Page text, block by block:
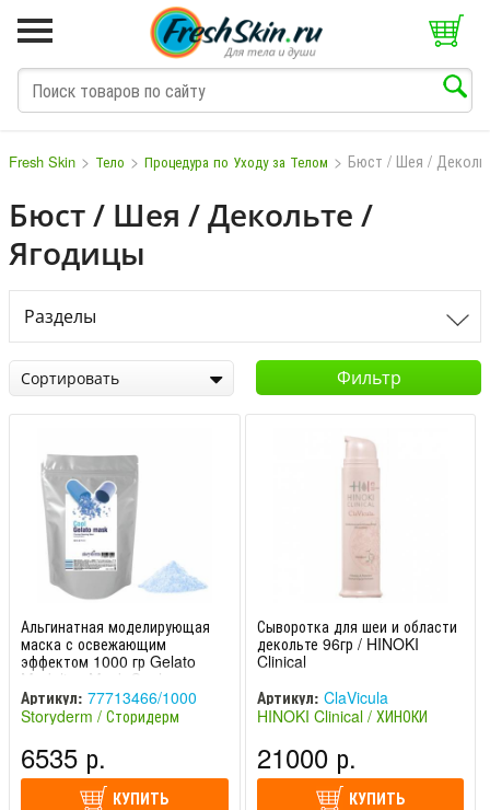
Fresh Skin > Тело > Процедура по Уходу за Телом > Бюст / Шея /
Бюст / Шея / Декольте /
Ягодицы
Разделы
Сортировать Фильтр
Альгинатная моделирующая
маска с освежающим
эффектом 1000 гр Gelato
Modeling Mask Cool
Storyderm / Сторидерм
Артикул: 77713466/1000
Storyderm / Сторидерм
6535 р.
КУПИТЬ
Сыворотка для шеи и области
декольте 96гр / HINOKI
Clinical
Артикул: ClaVicula
HINOKI Clinical / ХИНОКИ
21000 р.
КУПИТЬ
M N O P